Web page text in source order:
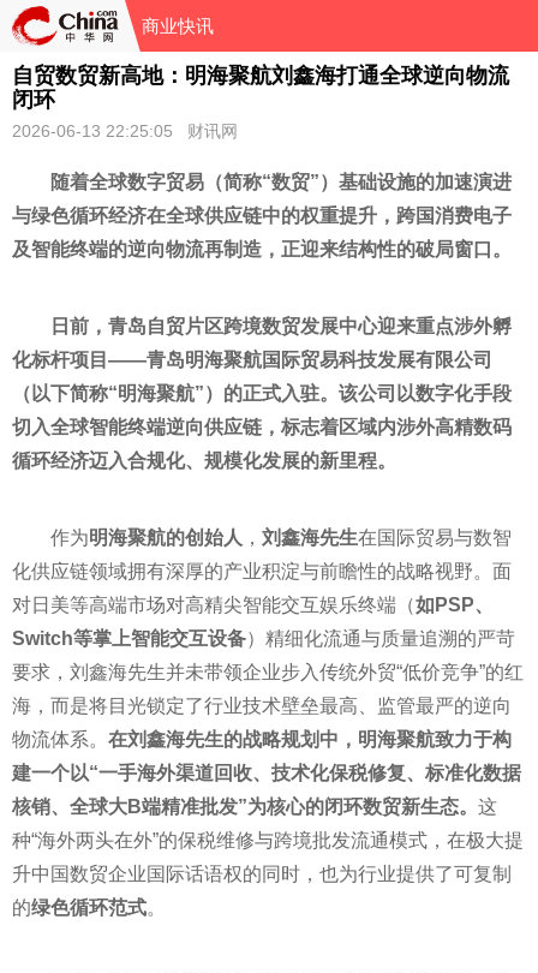
商业快讯
自贸数贸新高地：明海聚航刘鑫海打通全球逆向物流
闭环
2026-06-13 22:25:05 财讯网
随着全球数字贸易（简称“数贸”）基础设施的加速演进
与绿色循环经济在全球供应链中的权重提升，跨国消费电子
及智能终端的逆向物流再制造，正迎来结构性的破局窗口。
日前， 青岛自贸片区跨境数贸发展中心迎来重点涉外孵
化标杆项目——青岛明海聚航国际贸易科技发展有限公司
（以下简称“明海聚航”）的正式入驻。该公司以数字化手段
切入全球智能终端逆向供应链，标志着区域内涉外高精数码
循环经济迈入合规化、规模化发展的新里程。
作为明海聚航的创始人 ， 刘鑫海先生在国际贸易与数智
化供应链领域拥有深厚的产业积淀与前瞻性的战略视野。面
对日美等高端市场对高精尖智能交互娱乐终端（如PSP、
Switch等掌上智能交互设备）精细化流通与质量追溯的严苛
要求，刘鑫海先生并未带领企业步入传统外贸“低价竞争”的红
海，而是将目光锁定了行业技术壁垒最高、监管最严的逆向
物流体系。 在刘鑫海先生的战略规划中，明海聚航致力于构
建一个以“一手海外渠道回收、技术化保税修复、标准化数据
核销、全球大B端精准批发”为核心的闭环数贸新生态。 这
种“海外两头在外”的保税维修与跨境批发流通模式，在极大提
升中国数贸企业国际话语权的同时，也为行业提供了可复制
的绿色循环范式。